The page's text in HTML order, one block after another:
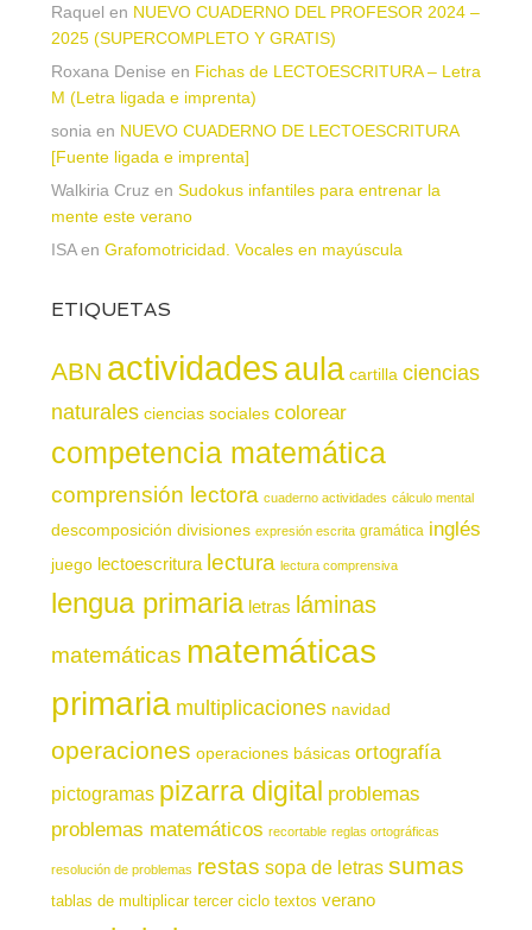
Raquel en NUEVO CUADERNO DEL PROFESOR 2024 –
2025 (SUPERCOMPLETO Y GRATIS)
Roxana Denise en Fichas de LECTOESCRITURA – Letra
M (Letra ligada e imprenta)
sonia en NUEVO CUADERNO DE LECTOESCRITURA
[Fuente ligada e imprenta]
Walkiria Cruz en Sudokus infantiles para entrenar la
mente este verano
ISAen Grafomotricidad. Vocales en mayúscula
ETIQUETAS
ABN actividadesaula cartilla ciencias
naturales ciencias sociales colorear
competencia matemática
comprensión lectora cuaderno actividades cálculo mental
descomposición divisiones expresión escrita gramática inglés
juego lectoescritura lectura lectura comprensiva
lengua primaria letras láminas
matemáticas matemáticas
primaria multiplicaciones navidad
operaciones operaciones básicas ortografía
pictogramas pizarra digital problemas
problemas matemáticos recortable reglas ortográficas
resolución de problemas restas sopa de letras sumas
tablas de multiplicar tercer ciclo textos verano